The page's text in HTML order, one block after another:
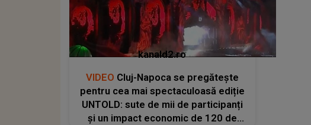
kanald2.ro
VIDEO Cluj-Napoca se pregătește
pentru cea mai spectaculoasă ediție
UNTOLD: sute de mii de participanți
și un impact economic de 120 de